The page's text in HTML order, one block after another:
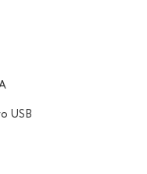
USB